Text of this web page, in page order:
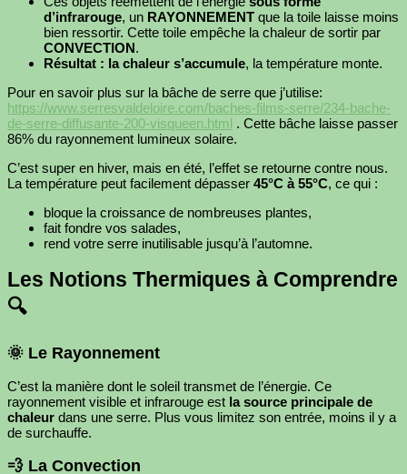
d’infrarouge, un RAYONNEMENT que la toile laisse moins
bien ressortir. Cette toile empêche la chaleur de sortir par
CONVECTION.
Résultat : la chaleur s’accumule, la température monte.
Pour en savoir plus sur la bâche de serre que j’utilise:
https://www.serresvaldeloire.com/baches-films-serre/234-bache-
de-serre-diffusante-200-visqueen.html . Cette bâche laisse passer
86% du rayonnement lumineux solaire.
C’est super en hiver, mais en été, l’effet se retourne contre nous.
La température peut facilement dépasser 45°C à 55°C, ce qui :
bloque la croissance de nombreuses plantes,
fait fondre vos salades,
rend votre serre inutilisable jusqu’à l’automne.
Les Notions Thermiques à Comprendre
🔍
🌞 Le Rayonnement
C’est la manière dont le soleil transmet de l’énergie. Ce
rayonnement visible et infrarouge est la source principale de
chaleur dans une serre. Plus vous limitez son entrée, moins il y a
de surchauffe.
💨 La Convection